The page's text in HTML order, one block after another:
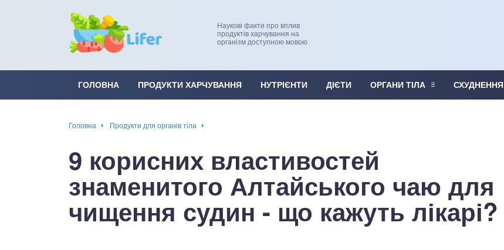
Наукові факти про вплив
продуктів харчування на
організм доступною мовою
ГОЛОВНА ПРОДУКТИ ХАРЧУВАННЯ НУТРІЄНТИ ДІЄТИ ОРГАНИ ТІЛА СХУДНЕННЯ
Головна Продукти для органів тіла
9 корисних властивостей
знаменитого Алтайського чаю для
чищення судин - що кажуть лікарі?
/ звуження судин
енергії, уваги
від депресії і